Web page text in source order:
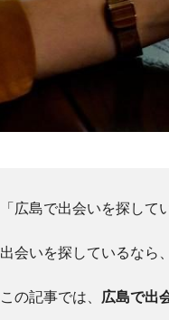
「広島で出会いを探して
出会いを探しているなら
この記事では、 広島で出